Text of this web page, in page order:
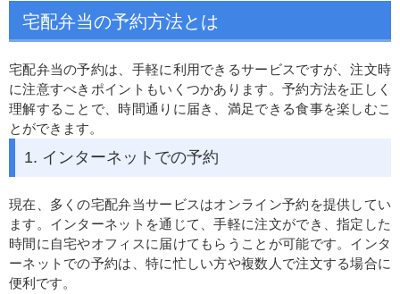
宅配弁当の予約方法とは
宅配弁当の予約は、手軽に利用できるサービスですが、注文時
に注意すべきポイントもいくつかあります。予約方法を正しく
理解することで、時間通りに届き、満足できる食事を楽しむこ
とができます。
1. インターネットでの予約
現在、多くの宅配弁当サービスはオンライン予約を提供してい
ます。インターネットを通じて、手軽に注文ができ、指定した
時間に自宅やオフィスに届けてもらうことが可能です。インタ
ーネットでの予約は、特に忙しい方や複数人で注文する場合に
便利です。